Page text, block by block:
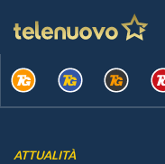
ATTUALITÀ